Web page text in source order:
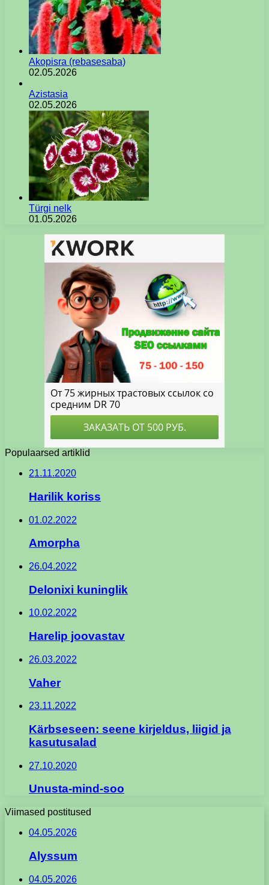
Akopisra (rebasesaba)
02.05.2026
Azistasia
02.05.2026
Türgi nelk
01.05.2026
Populaarsed artiklid
21.11.2020
Harilik koriss
01.02.2022
Amorpha
26.04.2022
Delonixi kuninglik
10.02.2022
Harelip joovastav
26.03.2022
Vaher
23.11.2022
Kärbseseen: seene kirjeldus, liigid ja
kasutusalad
27.10.2020
Unusta-mind-soo
Viimased postitused
04.05.2026
Alyssum
04.05.2026